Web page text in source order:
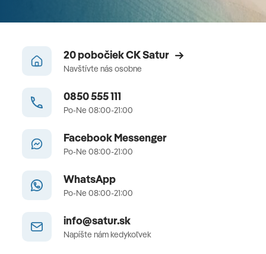
20 pobočiek CK Satur
Navštívte nás osobne
0850 555 111
Po-Ne 08:00-21:00
Facebook Messenger
Po-Ne 08:00-21:00
WhatsApp
Po-Ne 08:00-21:00
info@satur.sk
Napíšte nám kedykoľvek